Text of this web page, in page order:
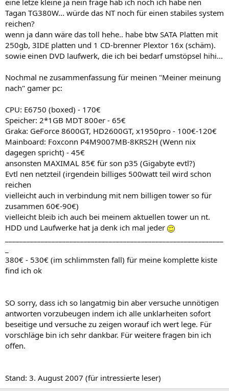
Tagan TG380W... würde das NT noch für einen stabiles system
reichen?
wenn ja dann wäre das toll hehe.. habe btw SATA Platten mit
250gb, 3IDE platten und 1 CD-brenner Plextor 16x (schäm).
sowie einen DVD laufwerk, die ich bei bedarf umstöpsel hihi...
Nochmal ne zusammenfassung für meinen "Meiner meinung
nach" gamer pc:
CPU: E6750 (boxed) - 170€
Speicher: 2*1GB MDT 800er - 65€
Graka: GeForce 8600GT, HD2600GT, x1950pro - 100€-120€
Mainboard: Foxconn P4M9007MB-8KRS2H (Wenn nix
dagegen spricht) - 45€
ansonsten MAXIMAL 85€ für son p35 (Gigabyte evtl?)
Evtl nen netzteil (irgendein billiges 500watt teil wird schon
reichen
vielleicht auch in verbindung mit nem billigen tower so für
zusammen 60€-90€)
vielleicht bleib ich auch bei meinem aktuellen tower un nt.
HDD und Laufwerke hat ja denk ich mal jeder
380€ - 530€ (im schlimmsten fall) für meine komplette kiste
find ich ok
SO sorry, dass ich so langatmig bin aber versuche unnötigen
antworten vorzubeugen indem ich alle unklarheiten sofort
beseitige und versuche zu zeigen worauf ich wert lege. Für
vorschläge bin ich sehr dankbar. Für weitere fragen bin ich
offen.
Stand: 3. August 2007 (für intressierte leser)